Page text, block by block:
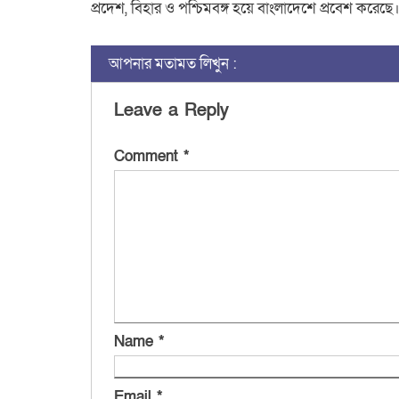
প্রদেশ, বিহার ও পশ্চিমবঙ্গ হয়ে বাংলাদেশে প্রবেশ করেছে।
আপনার মতামত লিখুন :
Leave a Reply
Comment *
Name *